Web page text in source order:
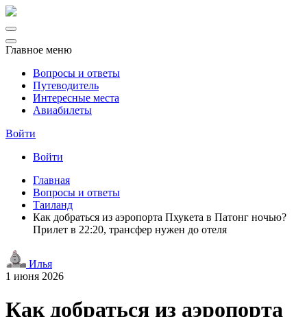
Главное меню
Вопросы и ответы
Путеводитель
Интересные места
Авиабилеты
Войти
Войти
Главная
Вопросы и ответы
Таиланд
Как добраться из аэропорта Пхукета в Патонг ночью?
Прилет в 22:20, трансфер нужен до отеля
Илья
1 июня 2026
Как добраться из аэропорта